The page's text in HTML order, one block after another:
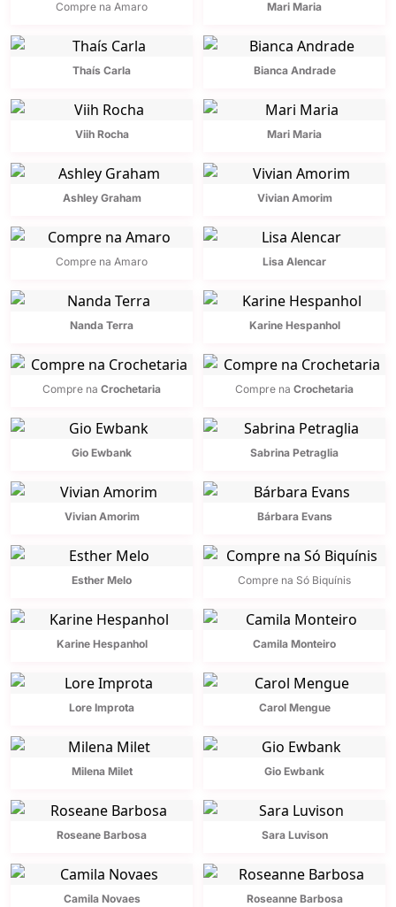
Compre na Amaro Mari Maria
Thaís Carla Bianca Andrade
Viih Rocha Mari Maria
Ashley Graham Vivian Amorim
Compre na Amaro Lisa Alencar
Nanda Terra Karine Hespanhol
Compre na Crochetaria Compre na Crochetaria
Gio Ewbank Sabrina Petraglia
Vivian Amorim Bárbara Evans
Esther Melo Compre na Só Biquínis
Karine Hespanhol Camila Monteiro
Lore Improta Carol Mengue
Milena Milet Gio Ewbank
Roseane Barbosa Sara Luvison
Camila Novaes Roseanne Barbosa